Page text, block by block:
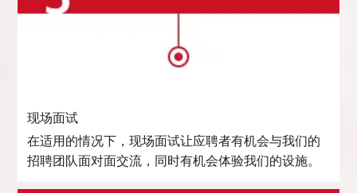
现场面试
在适用的情况下，现场面试让应聘者有机会与我们的
招聘团队面对面交流，同时有机会体验我们的设施。